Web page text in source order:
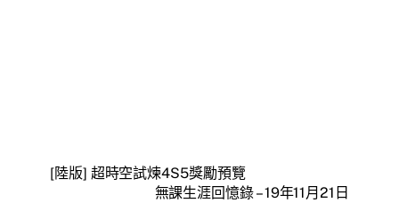
[陸版] 超時空試煉4S5獎勵預覽
無課生涯回憶錄 – 19年11月21日